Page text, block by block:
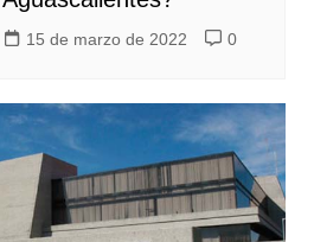
15 de marzo de 2022 0